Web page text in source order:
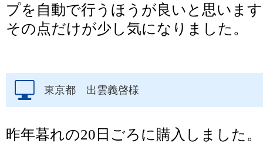
プを自動で行うほうが良いと思いま
その点だけが少し気になりました。
東京都 出雲義啓様
昨年暮れの20日ごろに購入しました。